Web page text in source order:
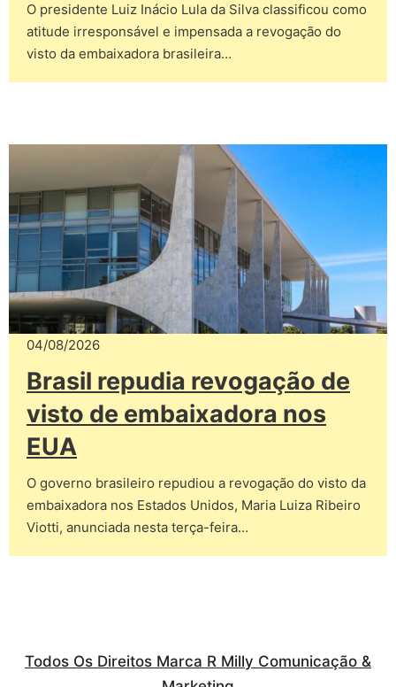
O presidente Luiz Inácio Lula da Silva classificou como
atitude irresponsável e impensada a revogação do
visto da embaixadora brasileira…
04/08/2026
Brasil repudia revogação de
visto de embaixadora nos
EUA
O governo brasileiro repudiou a revogação do visto da
embaixadora nos Estados Unidos, Maria Luiza Ribeiro
Viotti, anunciada nesta terça-feira…
Todos Os Direitos Marca R Milly Comunicação &